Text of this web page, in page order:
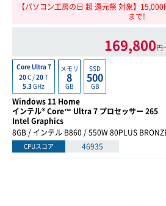
【パソコン工房の日 超 還元祭 対象】
まで!
169,800円
Core Ultra 7
20C /20T
5.3GHz
メモリ
8
GB
SSD
500
GB
Windows 11 Home
インテル® Core™ Ultra 7 プロセッサー 265
Intel Graphics
8GB / インテル B860 / 550W 80PLUS
CPUスコア 46935